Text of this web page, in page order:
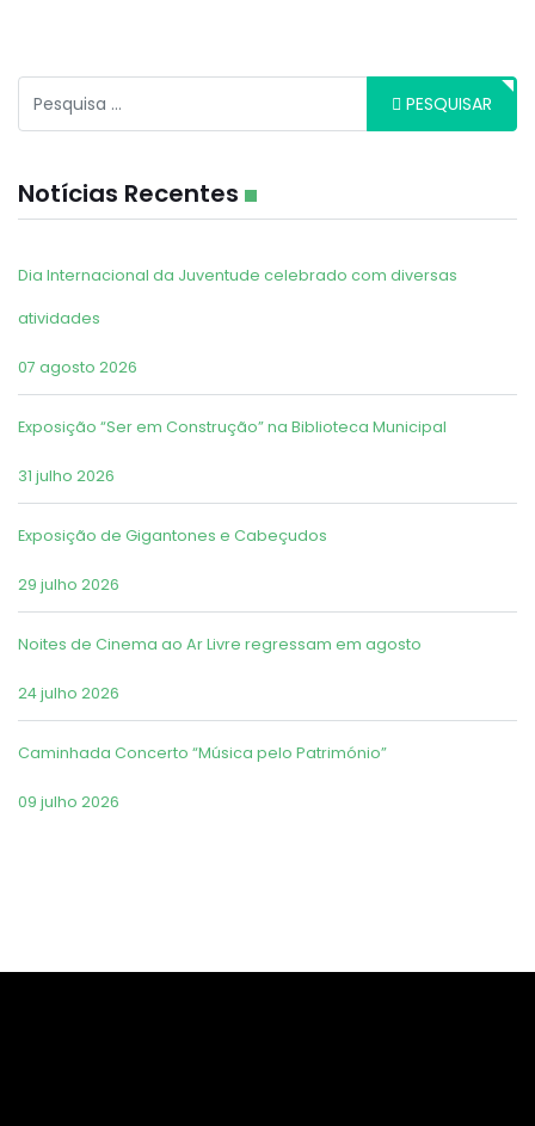
PESQUISAR
Notícias Recentes
Dia Internacional da Juventude celebrado com diversas
atividades
07 agosto 2026
Exposição “Ser em Construção” na Biblioteca Municipal
31 julho 2026
Exposição de Gigantones e Cabeçudos
29 julho 2026
Noites de Cinema ao Ar Livre regressam em agosto
24 julho 2026
Caminhada Concerto “Música pelo Património”
09 julho 2026